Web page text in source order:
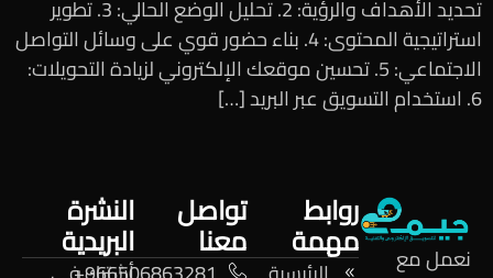
تحديد الأهداف والرؤية: 2. تحليل الوضع الحالي: 3. تطوير
استراتيجية المحتوى: 4. بناء حضور قوي على وسائل التواصل
الاجتماعي: 5. تحسين موقعك الإلكتروني لزيادة التحويلات:
6. استخدام التسويق عبر البريد […]
نعمل مع
روابط
مهمة
تواصل
معنا
النشرة
البريدية